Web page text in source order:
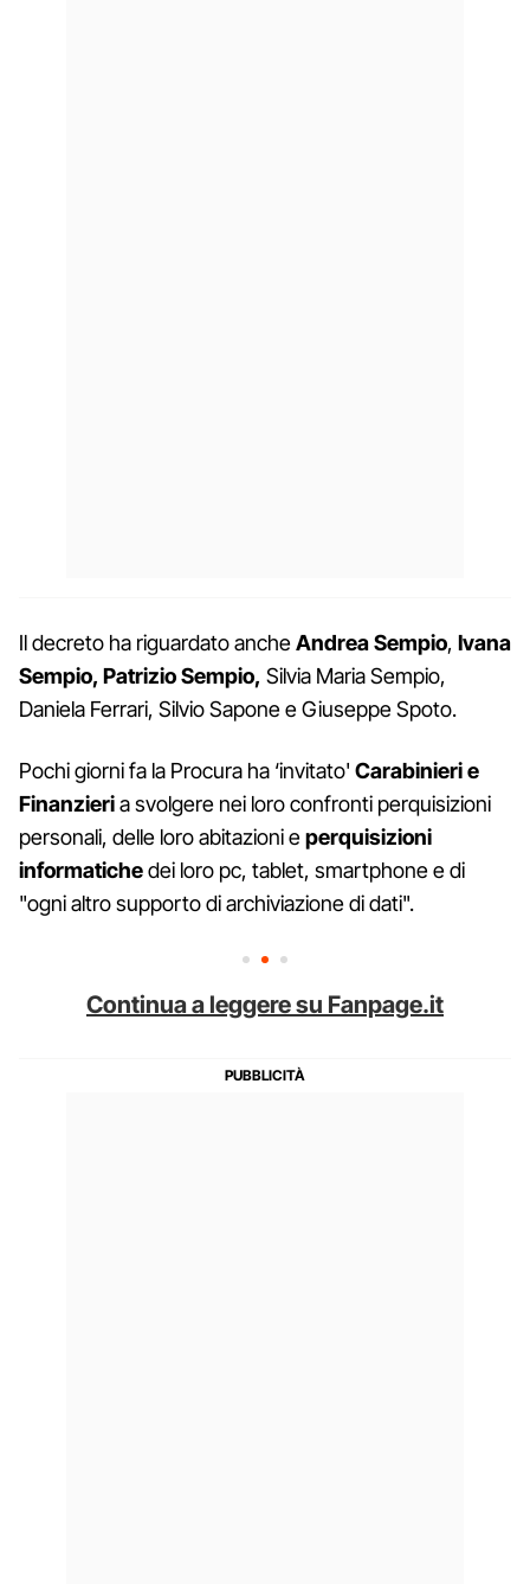
Il decreto ha riguardato ancheAndreaSempio, Ivana
Sempio, Patrizio Sempio, Silvia Maria Sempio,
Daniela Ferrari, Silvio Sapone e Giuseppe Spoto.
Pochi giorni fa la Procura ha ‘invitato' Carabinieri e
Finanzieria svolgere nei loro confronti perquisizioni
personali, delle loro abitazioni eperquisizioni
informatichedei loro pc, tablet, smartphone e di
"ogni altro supporto di archiviazione di dati".
Continua a leggere su Fanpage.it